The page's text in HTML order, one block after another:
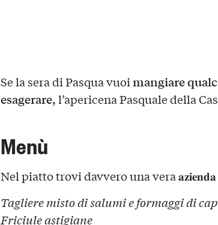
Se la sera di Pasqua vuoimangiare
esagerare,l’apericena Pasquale della
Menù
Nel piatto trovi davvero una vera 𝐚𝐳𝐢𝐞𝐧𝐝𝐚
Tagliere misto di salumi e formaggi di
Friciule astigiane